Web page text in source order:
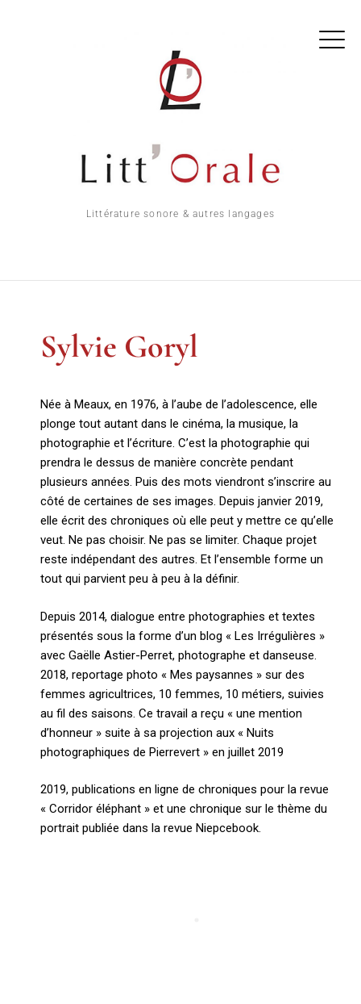
Littérature sonore & autres langages
Sylvie Goryl
Née à Meaux, en 1976, à l’aube de l’adolescence, elle
plonge tout autant dans le cinéma, la musique, la
photographie et l’écriture. C’est la photographie qui
prendra le dessus de manière concrète pendant
plusieurs années. Puis des mots viendront s’inscrire au
côté de certaines de ses images. Depuis janvier 2019,
elle écrit des chroniques où elle peut y mettre ce qu’elle
veut. Ne pas choisir. Ne pas se limiter. Chaque projet
reste indépendant des autres. Et l’ensemble forme un
tout qui parvient peu à peu à la définir.
Depuis 2014, dialogue entre photographies et textes
présentés sous la forme d’un blog « Les Irrégulières »
avec Gaëlle Astier-Perret, photographe et danseuse.
2018, reportage photo « Mes paysannes » sur des
femmes agricultrices, 10 femmes, 10 métiers, suivies
au fil des saisons. Ce travail a reçu « une mention
d’honneur » suite à sa projection aux « Nuits
photographiques de Pierrevert » en juillet 2019
2019, publications en ligne de chroniques pour la revue
« Corridor éléphant » et une chronique sur le thème du
portrait publiée dans la revue Niepcebook.